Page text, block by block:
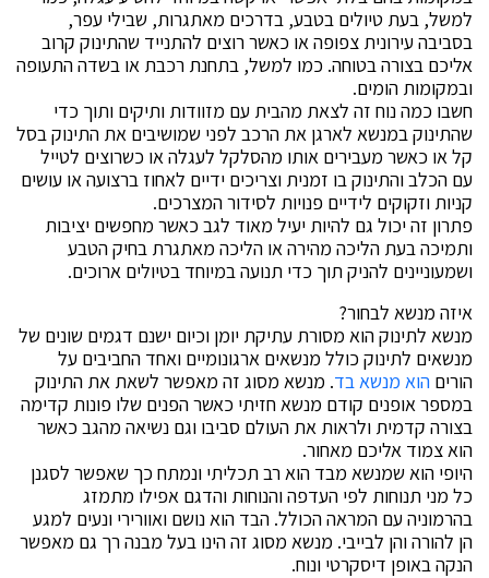
למשל, בעת טיולים בטבע, בדרכים מאתגרות, שבילי עפר,
בסביבה עירונית צפופה או כאשר רוצים להתנייד שהתינוק קרוב
אליכם בצורה בטוחה. כמו למשל, בתחנת רכבת או בשדה התעופה
ובמקומות הומים.
חשבו כמה נוח זה לצאת מהבית עם מזוודות ותיקים ותוך כדי
שהתינוק במנשא לארגן את הרכב לפני שמושיבים את התינוק בסל
קל או כאשר מעבירים אותו מהסלקל לעגלה או כשרוצים לטייל
עם הכלב והתינוק בו זמנית וצריכים ידיים לאחוז ברצועה או עושים
קניות וזקוקים לידיים פנויות לסידור המצרכים.
פתרון זה יכול גם להיות יעיל מאוד לגב כאשר מחפשים יציבות
ותמיכה בעת הליכה מהירה או הליכה מאתגרת בחיק הטבע
ושמעוניינים להניק תוך כדי תנועה במיוחד בטיולים ארוכים.
איזה מנשא לבחור?
מנשא לתינוק הוא מסורת עתיקת יומן וכיום ישנם דגמים שונים של
מנשאים לתינוק כולל מנשאים ארגונומיים ואחד החביבים על
הורים הוא מנשא בד. מנשא מסוג זה מאפשר לשאת את התינוק
במספר אופנים קודם מנשא חזיתי כאשר הפנים שלו פונות קדימה
בצורה קדמית ולראות את העולם סביבו וגם נשיאה מהגב כאשר
הוא צמוד אליכם מאחור.
היופי הוא שמנשא מבד הוא רב תכליתי ונמתח כך שאפשר לסגנן
כל מני תנוחות לפי העדפה והנוחות והדגם אפילו מתמזג
בהרמוניה עם המראה הכולל. הבד הוא נושם ואוורירי ונעים למגע
הן להורה והן לבייבי. מנשא מסוג זה הינו בעל מבנה רך גם מאפשר
הנקה באופן דיסקרטי ונוח.